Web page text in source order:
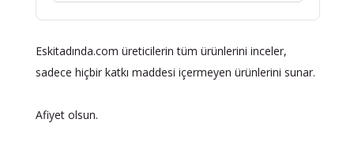
Eskitadında.com üreticilerin tüm ürünlerini inceler,
sadece hiçbir katkı maddesi içermeyen ürünlerini sunar.
Afiyet olsun.